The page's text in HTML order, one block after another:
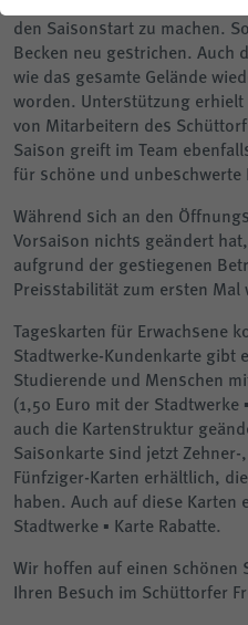
den Saisonstart zu machen.
Becken neu gestrichen. Auch
wie das gesamte Gelände
worden. Unterstützung erhielt
von Mitarbeitern des
Saison greift im Team
für schöne und
Während sich an den
Vorsaison nichts geändert
aufgrund der gestiegenen
Preisstabilität zum ersten Mal
Tageskarten für Erwachsene
Stadtwerke-Kundenkarte gibt
Studierende und Menschen
(1,50 Euro mit der Stadtwerke
auch die Kartenstruktur
Saisonkarte sind jetzt
Fünfziger-Karten erhältlich,
haben. Auch auf diese Karten
Stadtwerke ▪ Karte Rabatte.
Wir hoffen auf einen schönen
Ihren Besuch im Schüttorfer